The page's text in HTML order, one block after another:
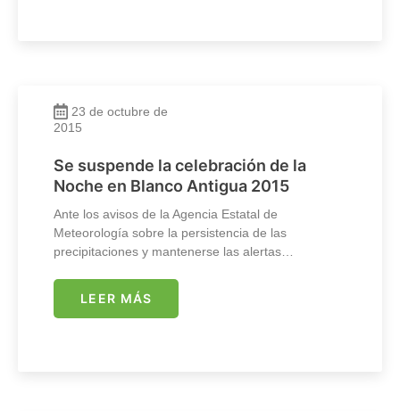
23 de octubre de
2015
Se suspende la celebración de la
Noche en Blanco Antigua 2015
Ante los avisos de la Agencia Estatal de
Meteorología sobre la persistencia de las
precipitaciones y mantenerse las alertas…
LEER MÁS